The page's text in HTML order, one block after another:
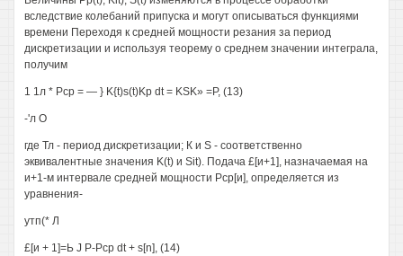
вследствие колебаний припуска и могут описываться функциями
времени Переходя к средней мощности резания за период
дискретизации и используя теорему о среднем значении интеграла,
получим
1 1л * Рср = — } K{t)s(t)Kp dt = KSK» =Р, (13)
-'л О
где Тл - период дискретизации; К и S - соответственно
эквивалентные значения K(t) и Sit). Подача £[и+1], назначаемая на
и+1-м интервале средней мощности Рср[и], определяется из
уравнения-
утп(* Л
£[и + 1]=Ь J Р-Рср dt + s[n], (14)